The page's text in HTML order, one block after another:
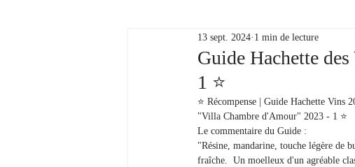
Chambre d’Amour Vins Armagnacs
Dégustations Evénements Réseaux
Guide Hachette
1 ⭐️
13 sept. 2024 1 min de lecture
⭐️ Récompense | Guide Hachette Vins
"Villa Chambre d'Amour" 2023 - 1 ⭐️
Le commentaire du Guide :
"Résine, mandarine, touche légère de
fraîche.  Un moelleux d'un agréable